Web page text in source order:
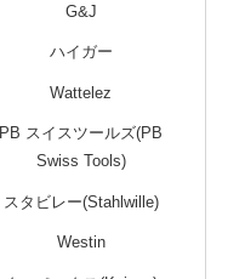
G&J
ハイガー
Wattelez
PB スイスツールズ(PB
Swiss Tools)
スタビレー(Stahlwille)
Westin